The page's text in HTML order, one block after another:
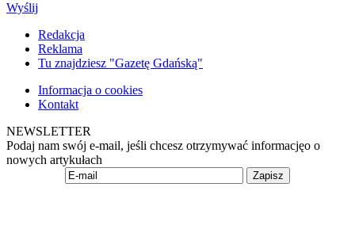
Wyślij
Redakcja
Reklama
Tu znajdziesz "Gazetę Gdańską"
Informacja o cookies
Kontakt
NEWSLETTER
Podaj nam swój e-mail, jeśli chcesz otrzymywać informacjęo o
nowych artykułach
Zapisz